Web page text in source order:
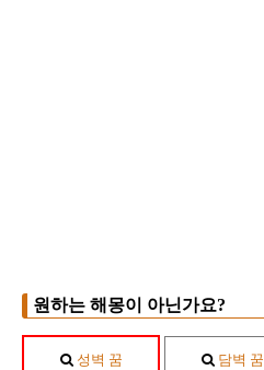
원하는 해몽이 아닌가요?
성벽 꿈 담벽 꿈